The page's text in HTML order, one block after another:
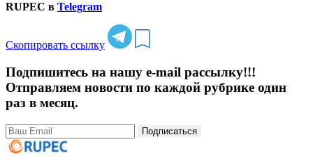
RUPEC в Telegram
Скопировать ссылку
Подпишитесь на нашу e-mail рассылку!!!
Отправляем новости по каждой рубрике один
раз в месяц.
Подписаться